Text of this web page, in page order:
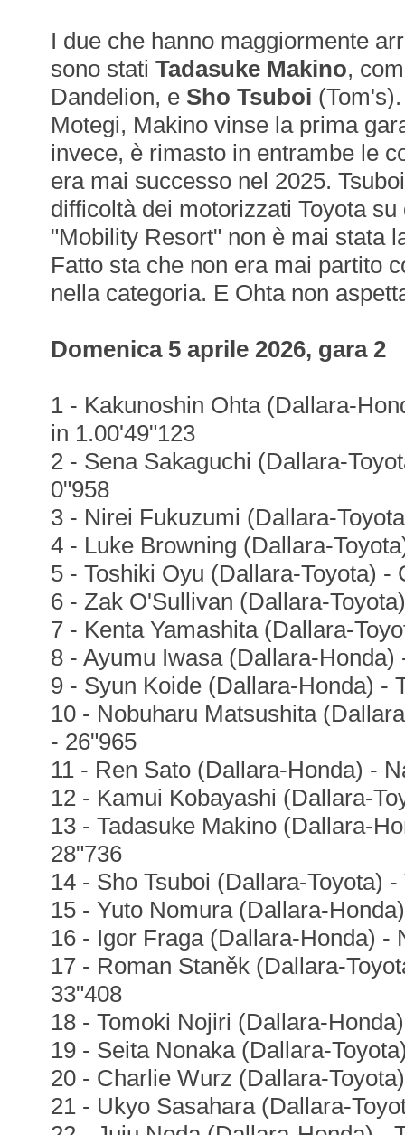
I due che hanno maggiormente
sono stati Tadasuke Makino,
Dandelion, e Sho Tsuboi
Motegi, Makino vinse la prima
invece, è rimasto in entrambe le
era mai successo nel 2025.
difficoltà dei motorizzati Toyota
"Mobility Resort" non è mai stata
Fatto sta che non era mai partito
nella categoria. E Ohta non
Domenica 5 aprile 2026, gara 2
1 - Kakunoshin Ohta (Dallara-
in 1.00'49"123
2 - Sena Sakaguchi (Dallara-
0"958
3 - Nirei Fukuzumi (Dallara-
4 - Luke Browning (Dallara-
5 - Toshiki Oyu (Dallara-Toyota) -
6 - Zak O'Sullivan (Dallara-
7 - Kenta Yamashita (Dallara-
8 - Ayumu Iwasa (Dallara-Honda)
9 - Syun Koide (Dallara-Honda) -
10 - Nobuharu Matsushita
- 26"965
11 - Ren Sato (Dallara-Honda) -
12 - Kamui Kobayashi (Dallara-
13 - Tadasuke Makino (Dallara-
28"736
14 - Sho Tsuboi (Dallara-Toyota)
15 - Yuto Nomura (Dallara-
16 - Igor Fraga (Dallara-Honda) -
17 - Roman Staněk (Dallara-
33"408
18 - Tomoki Nojiri (Dallara-
19 - Seita Nonaka (Dallara-
20 - Charlie Wurz (Dallara-
21 - Ukyo Sasahara (Dallara-